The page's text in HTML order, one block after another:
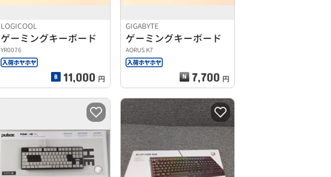
LOGICOOL
ゲーミングキーボード
YR0076
11,000 円
GIGABYTE
ゲーミングキーボード
AORUS K7
7,700 円